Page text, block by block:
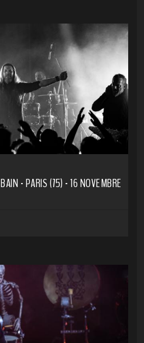
- PARIS (75) - 16 NOVEMBRE